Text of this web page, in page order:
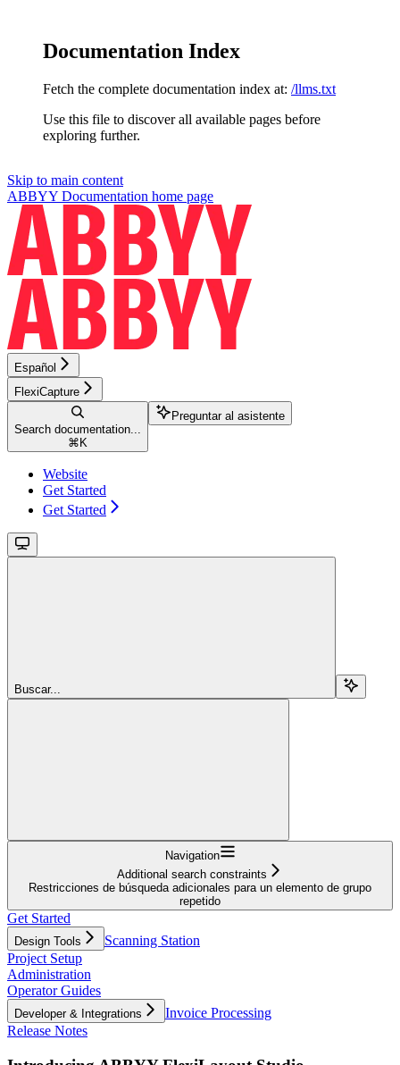
Documentation Index
Fetch the complete documentation index at: /llms.txt
Use this file to discover all available pages before
exploring further.
Skip to main content
ABBYY Documentation home page
Español
FlexiCapture
Search documentation...
⌘ K
Preguntar al asistente
Website
Get Started
Get Started
Buscar...
Navigation
Additional search constraints
Restricciones de búsqueda adicionales para un elemento de grupo
repetido
Get Started
Design Tools
Scanning Station
Project Setup
Administration
Operator Guides
Developer & Integrations
Invoice Processing
Release Notes